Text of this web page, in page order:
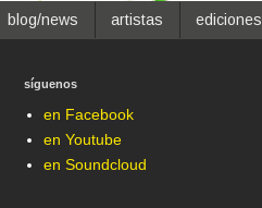
blog/news artistas ediciones
síguenos
en Facebook
en Youtube
en Soundcloud